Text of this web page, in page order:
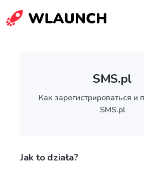
SMS.pl
Как зарегистрироваться и
SMS.pl
Jak to działa?